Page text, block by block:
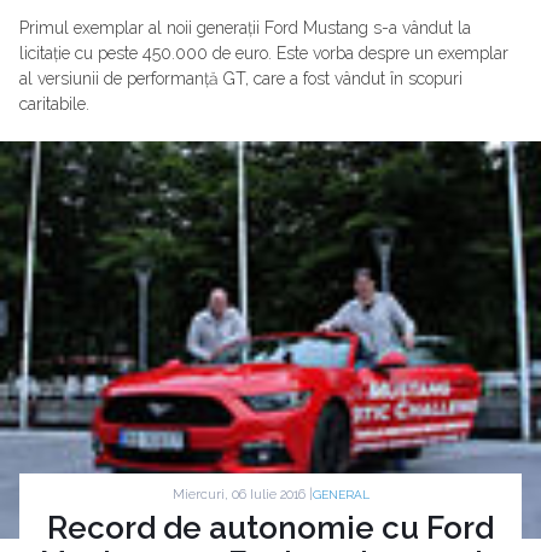
Primul exemplar al noii generații Ford Mustang s-a vândut la
licitație cu peste 450.000 de euro. Este vorba despre un exemplar
al versiunii de performanță GT, care a fost vândut în scopuri
caritabile.
Miercuri, 06 Iulie 2016 | GENERAL
Record de autonomie cu Ford